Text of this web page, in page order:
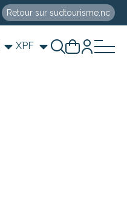
Retour sur sudtourisme.nc
XPF